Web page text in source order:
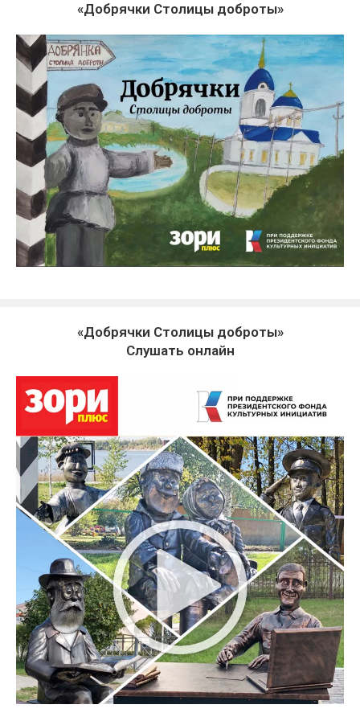
«Добрячки Столицы доброты»
«Добрячки Столицы доброты»
Слушать онлайн